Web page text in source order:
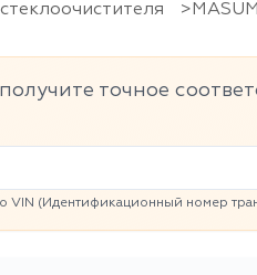
стеклоочистителя
получите точное
(Идентификационный номер